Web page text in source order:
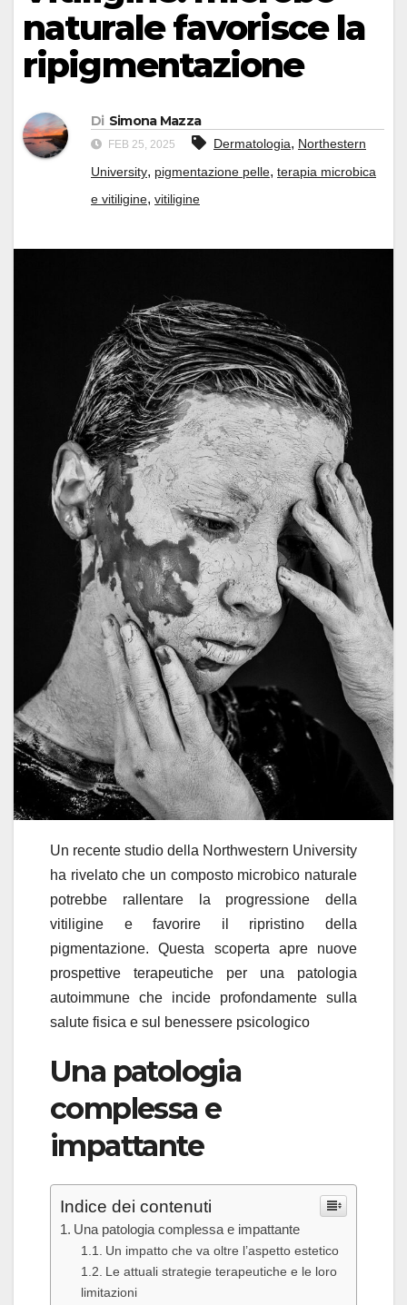
naturale favorisce la
ripigmentazione
Di Simona Mazza
FEB 25, 2025 Dermatologia, Northestern
University, pigmentazione pelle, terapia microbica
e vitiligine, vitiligine
Un recente studio della Northwestern University
ha rivelato che un composto microbico naturale
potrebbe rallentare la progressione della
vitiligine e favorire il ripristino della
pigmentazione. Questa scoperta apre nuove
prospettive terapeutiche per una patologia
autoimmune che incide profondamente sulla
salute fisica e sul benessere psicologico
Una patologia
complessa e
impattante
Indice dei contenuti
Una patologia complessa e impattante
Un impatto che va oltre l’aspetto estetico
Le attuali strategie terapeutiche e le loro
limitazioni